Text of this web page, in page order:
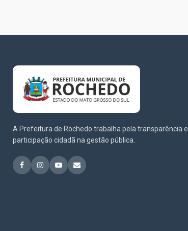
A Prefeitura de Rochedo trabalha pela transparência e
participação cidadã na gestão pública.